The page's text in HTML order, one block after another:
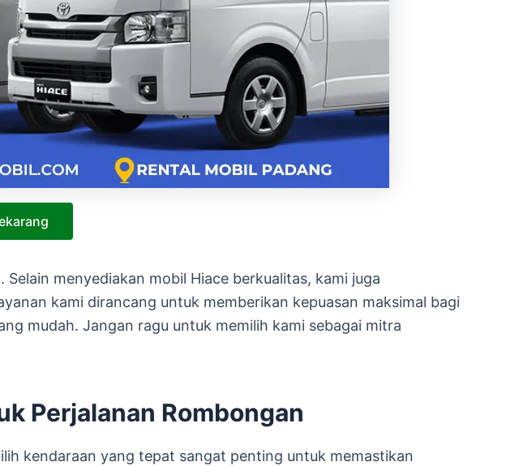
menyediakan mobil Hiace berkualitas, kami juga
kami dirancang untuk memberikan kepuasan maksimal bagi
mudah. Jangan ragu untuk memilih kami sebagai mitra
Perjalanan Rombongan
kendaraan yang tepat sangat penting untuk memastikan